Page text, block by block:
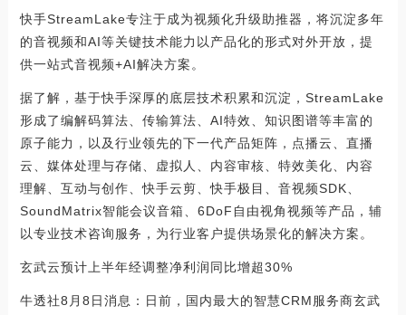
快手StreamLake专注于成为视频化升级助推器，将沉淀多年
的音视频和AI等关键技术能力以产品化的形式对外开放，提
供一站式音视频+AI解决方案。
据了解，基于快手深厚的底层技术积累和沉淀，StreamLake
形成了编解码算法、传输算法、AI特效、知识图谱等丰富的
原子能力，以及行业领先的下一代产品矩阵，点播云、直播
云、媒体处理与存储、虚拟人、内容审核、特效美化、内容
理解、互动与创作、快手云剪、快手极目、音视频SDK、
SoundMatrix智能会议音箱、6DoF自由视角视频等产品，辅
以专业技术咨询服务，为行业客户提供场景化的解决方案。
玄武云预计上半年经调整净利润同比增超30%
牛透社8月8日消息：日前，国内最大的智慧CRM服务商玄武